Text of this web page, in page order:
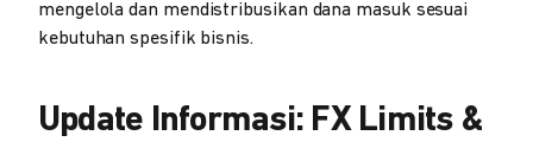
mengelola dan mendistribusikan dana masuk sesuai
kebutuhan spesifik bisnis.
Update Informasi: FX Limits &